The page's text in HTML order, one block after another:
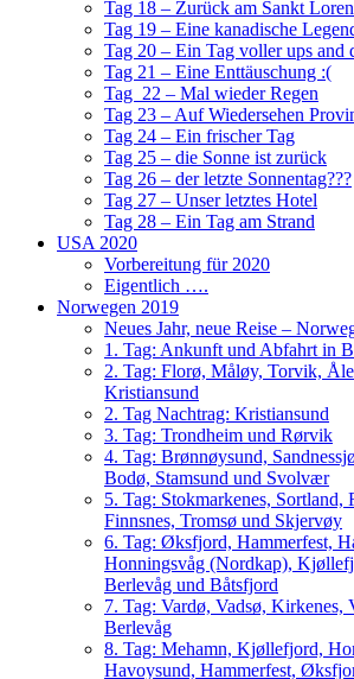
Tag 18 – Zurück am Sankt
Tag 19 – Eine kanadische
Tag 20 – Ein Tag voller ups and
Tag 21 – Eine Enttäuschung :(
Tag 22 – Mal wieder Regen
Tag 23 – Auf Wiedersehen
Tag 24 – Ein frischer Tag
Tag 25 – die Sonne ist zurück
Tag 26 – der letzte Sonnentag???
Tag 27 – Unser letztes Hotel
Tag 28 – Ein Tag am Strand
USA 2020
Vorbereitung für 2020
Eigentlich ….
Norwegen 2019
Neues Jahr, neue Reise –
1. Tag: Ankunft und Abfahrt in
2. Tag: Florø, Måløy, Torvik,
Kristiansund
2. Tag Nachtrag: Kristiansund
3. Tag: Trondheim und Rørvik
4. Tag: Brønnøysund,
Bodø, Stamsund und Svolvær
5. Tag: Stokmarkenes, Sortland,
Finnsnes, Tromsø und Skjervøy
6. Tag: Øksfjord, Hammerfest,
Honningsvåg (Nordkap),
Berlevåg und Båtsfjord
7. Tag: Vardø, Vadsø, Kirkenes,
Berlevåg
8. Tag: Mehamn, Kjøllefjord,
Havoysund, Hammerfest,